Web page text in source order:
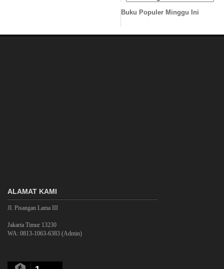
Buku Populer Minggu Ini
ALAMAT KAMI
Jl. Pisangan Lama III
Jakarta Timur 13230
WA: 0813-1063-6383 (Admin)